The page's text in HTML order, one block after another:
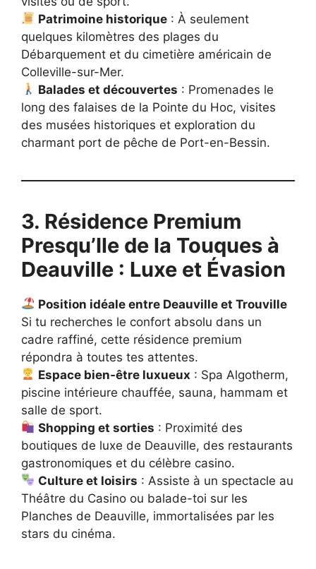
Patrimoine historique : À seulement
quelques kilomètres des plages du
Débarquement et du cimetière américain de
Colleville-sur-Mer.
Balades et découvertes : Promenades le
long des falaises de la Pointe du Hoc, visites
des musées historiques et exploration du
charmant port de pêche de Port-en-Bessin.
3. Résidence Premium
Presqu’Ile de la Touques à
Deauville : Luxe et Évasion
Position idéale entre Deauville et Trouville
Si tu recherches le confort absolu dans un
cadre raffiné, cette résidence premium
répondra à toutes tes attentes.
Espace bien-être luxueux : Spa Algotherm,
piscine intérieure chauffée, sauna, hammam et
salle de sport.
Shopping et sorties : Proximité des
boutiques de luxe de Deauville, des restaurants
gastronomiques et du célèbre casino.
Culture et loisirs : Assiste à un spectacle au
Théâtre du Casino ou balade-toi sur les
Planches de Deauville, immortalisées par les
stars du cinéma.